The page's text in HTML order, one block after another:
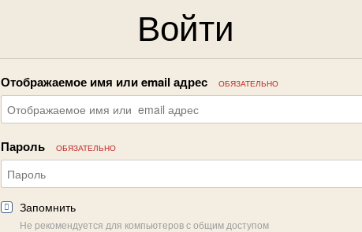
Войти
Отображаемое имя или email адрес ОБЯЗАТЕЛЬНО
Пароль ОБЯЗАТЕЛЬНО
Запомнить
Не рекомендуется для компьютеров с общим доступом